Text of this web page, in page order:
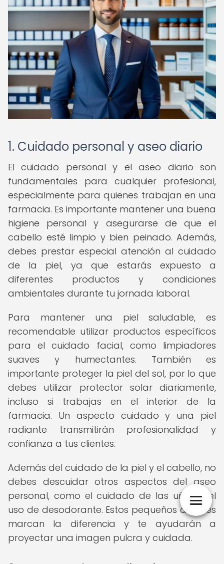
1. Cuidado personal y aseo diario
El cuidado personal y el aseo diario son
fundamentales para cualquier profesional,
especialmente para quienes trabajan en una
farmacia. Es importante mantener una buena
higiene personal y asegurarse de que el
cabello esté limpio y bien peinado. Además,
debes prestar especial atención al cuidado
de la piel, ya que estarás expuesto a
diferentes productos y condiciones
ambientales durante tu jornada laboral.
Para mantener una piel saludable, es
recomendable utilizar productos específicos
para el cuidado facial, como limpiadores
suaves y humectantes. También es
importante proteger la piel del sol, por lo que
debes utilizar protector solar diariamente,
incluso si trabajas en el interior de la
farmacia. Un aspecto cuidado y una piel
radiante transmitirán profesionalidad y
confianza a tus clientes.
Además del cuidado de la piel y el cabello, no
debes descuidar otros aspectos del aseo
personal, como el cuidado de las uñas y el
uso de desodorante. Estos pequeños detalles
marcan la diferencia y te ayudarán a
proyectar una imagen pulcra y cuidada.